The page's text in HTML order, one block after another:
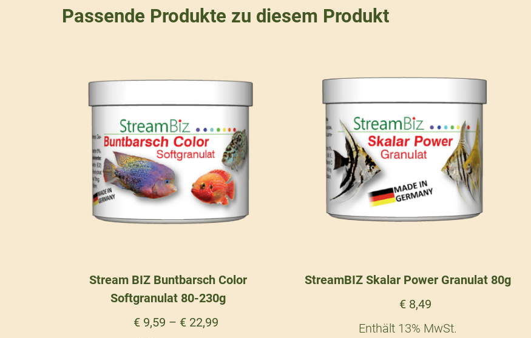
Passende Produkte zu diesem Produkt
Stream BIZ Buntbarsch Color
Softgranulat 80-230g
€9,59 – €22,99
StreamBIZ Skalar Power Granulat 80g
€ 8,49
Enthält 13% MwSt.